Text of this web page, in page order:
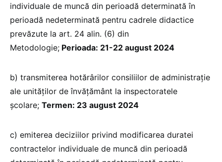
individuale de muncă din perioadă determinată în
perioadă nedeterminată pentru cadrele didactice
prevăzute la art. 24 alin. (6) din
Metodologie; Perioada: 21-22 august 2024
b) transmiterea hotărârilor consiliilor de administraţie
ale unităţilor de învăţământ la inspectoratele
şcolare; Termen: 23 august 2024
c) emiterea deciziilor privind modificarea duratei
contractelor individuale de muncă din perioadă